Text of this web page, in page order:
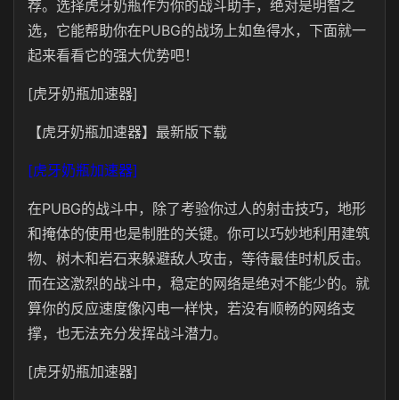
荐。选择虎牙奶瓶作为你的战斗助手，绝对是明智之
选，它能帮助你在PUBG的战场上如鱼得水，下面就一
起来看看它的强大优势吧！
[虎牙奶瓶加速器]
【虎牙奶瓶加速器】最新版下载
[虎牙奶瓶加速器]
在PUBG的战斗中，除了考验你过人的射击技巧，地形
和掩体的使用也是制胜的关键。你可以巧妙地利用建筑
物、树木和岩石来躲避敌人攻击，等待最佳时机反击。
而在这激烈的战斗中，稳定的网络是绝对不能少的。就
算你的反应速度像闪电一样快，若没有顺畅的网络支
撑，也无法充分发挥战斗潜力。
[虎牙奶瓶加速器]